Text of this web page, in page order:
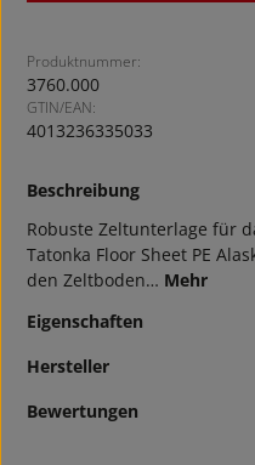
Produktnummer:
3760.000
GTIN/EAN:
4013236335033
Beschreibung
Robuste Zeltunterlage für
Tatonka Floor Sheet PE
den Zeltboden… Mehr
Eigenschaften
Hersteller
Bewertungen